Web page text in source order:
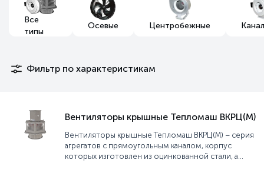
Все
типы
Осевые Центробежные
Фильтр по характеристикам
Вентиляторы крышные Тепломаш ВКРЦ(М)
Вентиляторы крышные Тепломаш ВКРЦ(М) – серия
агрегатов с прямоугольным каналом, корпус
которых изготовлен из оцинкованной стали, а